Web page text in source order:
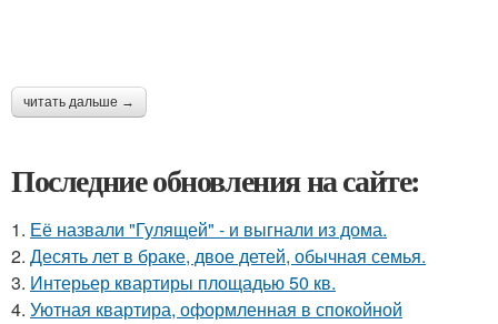
читать дальше →
Последние обновления на сайте:
1. Её назвали "Гулящей" - и выгнали из дома.
2. Десять лет в браке, двое детей, обычная семья.
3. Интерьер квартиры площадью 50 кв.
4. Уютная квартира, оформленная в спокойной